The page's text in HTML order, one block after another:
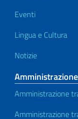
Eventi
Lingua e Cultura
Notizie
Amministrazione
Amministrazione